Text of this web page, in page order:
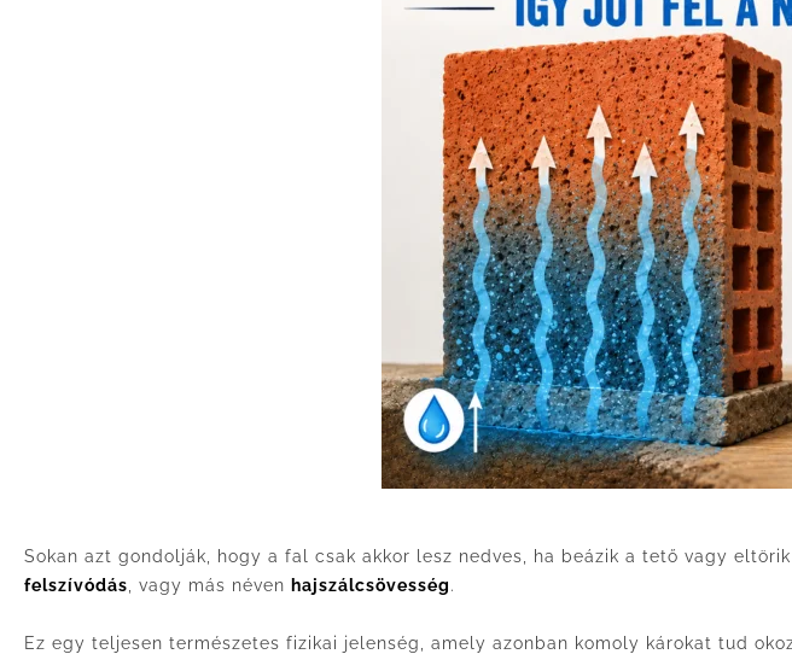
Sokan azt gondolják, hogy a fal csak akkor lesz nedves, ha beázik a tető vagy
felszívódás , vagy más néven hajszálcsövesség.
Ez egy teljesen természetes fizikai jelenség, amely azonban komoly károkat tud